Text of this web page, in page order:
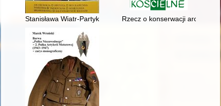
Stanisława Wiatr-Partyka (27 maja 1930, Nieśwież - 8
Rzecz o konserwacji